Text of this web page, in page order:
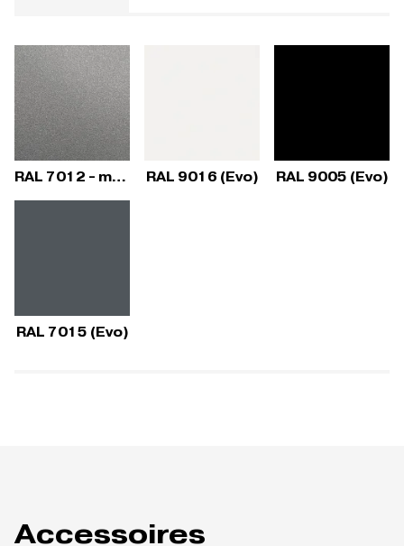
RAL 7012 - metallic (Evo) RAL 9016 (Evo) RAL 9005 (Evo)
RAL 7015 (Evo)
Accessoires